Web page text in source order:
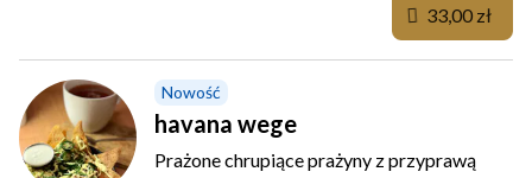
Nowość
havana wege
Prażone chrupiące prażyny z przyprawą